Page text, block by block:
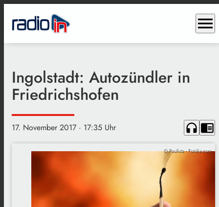
menu
Ingolstadt: Autozündler in
Friedrichshofen
17. November 2017 · 17:35 Uhr headphones chrome_reader_mode
© Paulista - Fotolia.com